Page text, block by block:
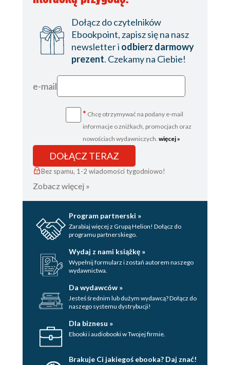
Dołącz do czytelników
Ebookpoint, zapisz się na nasz
newsletter i odbierz darmowy
prezent. Czekamy na Ciebie!
e-mail
* Chcę otrzymywać na podany e-mail
informacje o zniżkach, promocjach oraz
nowościach wydawniczych. więcej »
DOŁĄCZ TERAZ
Bez spamu, 1-2 wiadomości tygodniowo!
Zobacz więcej »
Program partnerski »
Zarabiaj więcej z Grupą Helion! Dołącz do
programu partnerskiego.
Wydaj z nami książkę »
Wypełnij formularz i zostań autorem naszego
wydawnictwa.
Da wydawców »
Jesteś średnim lub dużym wydawcą? Dołącz do
naszego systemu dystrybucji!
Dla biznesu »
Ebooki i audiobooki w Twojej firmie.
Brakuje Ci jakiegoś ebooka? Daj znać!